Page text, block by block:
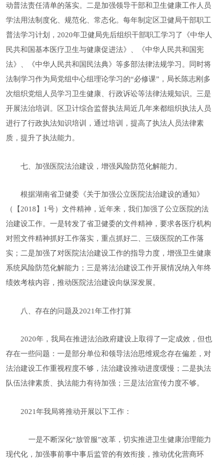
动普法责任清单的落实。二是加强领导干部和卫生健康工作人员
学法用法制度化、规范化、常态化。 每年制定区卫健局干部职工
普法学习计划， 2020年卫健局先后组织干部职工学习了《中华人
民共和国基本医疗卫生与健康促进法》、《中华人民共和国宪
法》、《中华人民共和国民法典》等多部法律法规学习。同时将
法制学习作为局党组中心组理论学习的“必修课” ， 局长陈志刚多
次组织党组人员学习卫生健康、行政诉讼等法律法规知识。三是
开展法治培训。
区卫计综合监督执法局近几年来都组织执法人员
进行了行政执法知识培训，通过培训，提高了执法人员法律素
质，提升了执法能力。
七、加强医院法治建设， 增强风险防范化解能力。
根据湖南省卫健委《关于加强公立医院法治建设的通知》
（【 2018】1号）文件精神，近年来，我们加强了公立医院的法
治建设工作。一是转发了省卫健委的文件精神，要求各医疗机构
对照文件精神抓好工作落实，重点抓好二、三级医院的工作落
实；二是加强了对医院法治建设工作的指导力度，增强卫生健康
系统风险防范化解能力；三是将法治建设工作开展情况纳入年终
绩效考核内容，推动医院法治建设向纵深发展。
八、 存在的问题及 2021年工作打算
2020年，我局在推进法治政府建设上取得了一定成效，但也
存在一些问题：一是部分单位和领导法治思维观念存在偏差，对
法治建设工作重视程度不够，法治建设推动进度缓慢；二是执法
队伍法律素质、执法能力有待加强；三是法治宣传力度不够。
2021年我局将推动开展以下工作：
一是不断深化“放管服”改革，切实推进卫生健康治理能力
现代化，加强事前事中事后监管的有效衔接，推动优化营商环